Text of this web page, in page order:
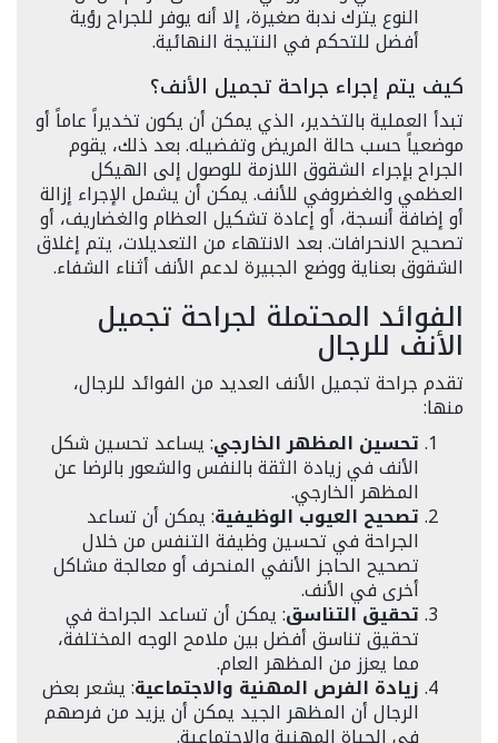
النوع يترك ندبة صغيرة، إلا أنه يوفر للجراح رؤية
أفضل للتحكم في النتيجة النهائية.
كيف يتم إجراء جراحة تجميل الأنف؟
تبدأ العملية بالتخدير، الذي يمكن أن يكون تخديراً عاماً أو
موضعياً حسب حالة المريض وتفضيله. بعد ذلك، يقوم
الجراح بإجراء الشقوق اللازمة للوصول إلى الهيكل
العظمي والغضروفي للأنف. يمكن أن يشمل الإجراء إزالة
أو إضافة أنسجة، أو إعادة تشكيل العظام والغضاريف، أو
تصحيح الانحرافات. بعد الانتهاء من التعديلات، يتم إغلاق
الشقوق بعناية ووضع الجبيرة لدعم الأنف أثناء الشفاء.
الفوائد المحتملة لجراحة تجميل
الأنف للرجال
تقدم جراحة تجميل الأنف العديد من الفوائد للرجال،
منها:
تحسين المظهر الخارجي: يساعد تحسين شكل
الأنف في زيادة الثقة بالنفس والشعور بالرضا عن
المظهر الخارجي.
تصحيح العيوب الوظيفية: يمكن أن تساعد
الجراحة في تحسين وظيفة التنفس من خلال
تصحيح الحاجز الأنفي المنحرف أو معالجة مشاكل
أخرى في الأنف.
تحقيق التناسق: يمكن أن تساعد الجراحة في
تحقيق تناسق أفضل بين ملامح الوجه المختلفة،
مما يعزز من المظهر العام.
زيادة الفرص المهنية والاجتماعية: يشعر بعض
الرجال أن المظهر الجيد يمكن أن يزيد من فرصهم